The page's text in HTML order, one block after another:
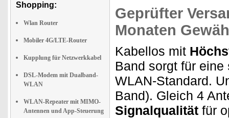
Shopping:
Wlan Router
Mobiler 4G/LTE-Router
Kupplung für Netzwerkkabel
DSL-Modem mit Dualband-
WLAN
WLAN-Repeater mit MIMO-
Antennen und App-Steuerung
Geprüfter
Monaten
Kabellos mit
Band sorgt für eine
WLAN-Standard.
Band). Gleich 4
Signalqualität für